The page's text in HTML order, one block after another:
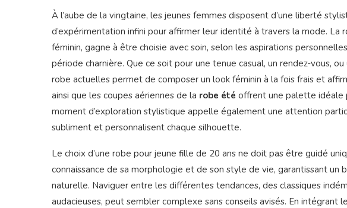
À l’aube de la vingtaine, les jeunes femmes disposent d’une liberté
d’expérimentation infini pour affirmer leur identité à travers la mode. La
féminin, gagne à être choisie avec soin, selon les aspirations
période charnière. Que ce soit pour une tenue casual, un rendez-vous,
robe actuelles permet de composer un look féminin à la fois frais et
ainsi que les coupes aériennes de la robe été offrent une palette idéale
moment d’exploration stylistique appelle également une attention
subliment et personnalisent chaque silhouette.
Le choix d’une robe pour jeune fille de 20 ans ne doit pas être guidé
connaissance de sa morphologie et de son style de vie, garantissant un
naturelle. Naviguer entre les différentes tendances, des classiques
audacieuses, peut sembler complexe sans conseils avisés. En intégrant